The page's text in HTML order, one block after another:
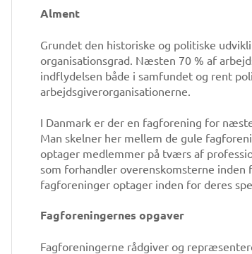
Alment
Grundet den historiske og politiske
organisationsgrad. Næsten 70 % af
indflydelsen både i samfundet og rent
arbejdsgiverorganisationerne.
I Danmark er der en fagforening for
Man skelner her mellem de gule
optager medlemmer på tværs af
som forhandler overenskomsterne
fagforeninger optager inden for deres
Fagforeningernes opgaver
Fagforeningerne rådgiver og